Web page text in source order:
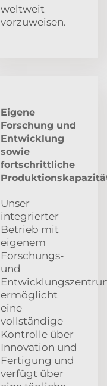
weltweit
vorzuweisen.
Eigene
Forschung und
Entwicklung
sowie
fortschrittliche
Unser
integrierter
Betrieb mit
eigenem
Forschungs-
und
ermöglicht
eine
vollständige
Kontrolle über
Innovation und
Fertigung und
verfügt über